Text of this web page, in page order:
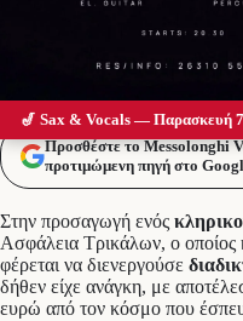
Προσθέστε το Messolonghi
προτιμώμενη πηγή στο
Στην προσαγωγή ενός
Ασφάλεια Τρικάλων, ο οποίος
φέρεται να διενεργούσε
δήθεν είχε ανάγκη, με
ευρώ από τον κόσμο που
🎷 Sax & Vocals — Παρασκευή